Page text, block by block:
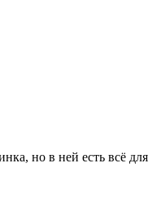
но в ней есть всё для